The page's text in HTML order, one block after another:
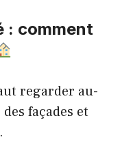
: comment
regarder au-
façades et
.